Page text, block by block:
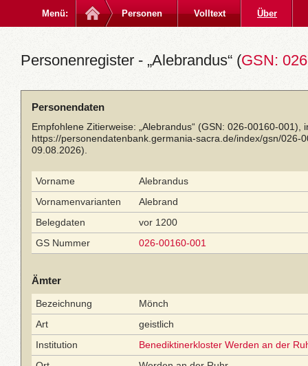
Menü: Personen Volltext Über
Personenregister - „Alebrandus“ (GSN:
Personendaten
Empfohlene Zitierweise: „Alebrandus“ (GSN: 026-00160-001),
https://personendatenbank.germania-sacra.de/index/gsn/026-
09.08.2026).
Vorname
Alebrandus
Vornamenvarianten
Alebrand
Belegdaten
vor 1200
GS Nummer
026-00160-001
Ämter
Bezeichnung
Mönch
Art
geistlich
Institution
Benediktinerkloster Werden an der